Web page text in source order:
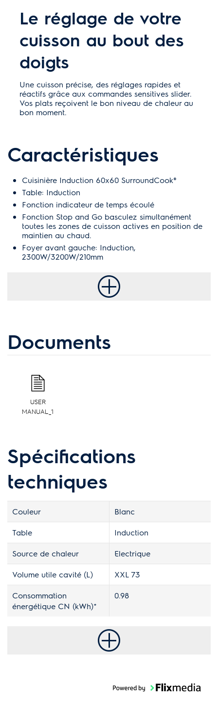
Le réglage de votre
cuisson au bout des
doigts
Une cuisson précise, des réglages rapides et
réactifs grâce aux commandes sensitives slider.
Vos plats reçoivent le bon niveau de chaleur au
bon moment.
Caractéristiques
Cuisinière Induction 60x60 SurroundCook®
Table: Induction
Fonction indicateur de temps écoulé
Fonction Stop and Go basculez simultanément
toutes les zones de cuisson actives en position de
maintien au chaud.
Foyer avant gauche: Induction,
2300W/3200W/210mm
Documents
USER
MANUAL_1
Spécifications
techniques
Couleur Blanc
Table Induction
Source de chaleur Electrique
Volume utile cavité (L) XXL 73
Consommation
énergétique CN (kWh)*
0.98